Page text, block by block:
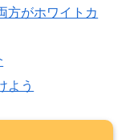
方がホワイトカ
よう